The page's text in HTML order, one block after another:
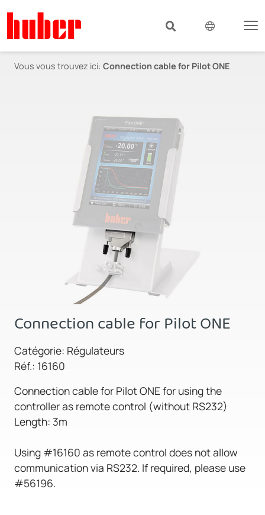
Vous vous trouvez ici: Connection cable for Pilot ONE
Connection cable for Pilot ONE
Catégorie: Régulateurs
Réf.: 16160
Connection cable for Pilot ONE for using the
controller as remote control (without RS232)
Length: 3m
Using #16160 as remote control does not allow
communication via RS232. If required, please use
#56196.